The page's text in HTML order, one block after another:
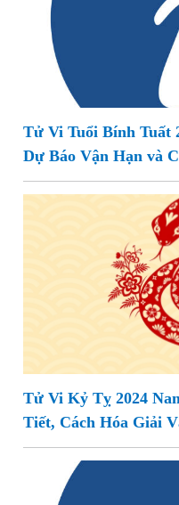
Tử Vi Tuổi Bính Tuất
Dự Báo Vận Hạn và
Tử Vi Kỷ Tỵ 2024
Tiết, Cách Hóa Giải